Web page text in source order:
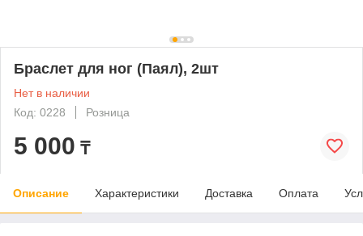
Браслет для ног (Паял), 2шт
Нет в наличии
Код: 0228
Розница
5 000 ₸
Описание Характеристики Доставка Оплата